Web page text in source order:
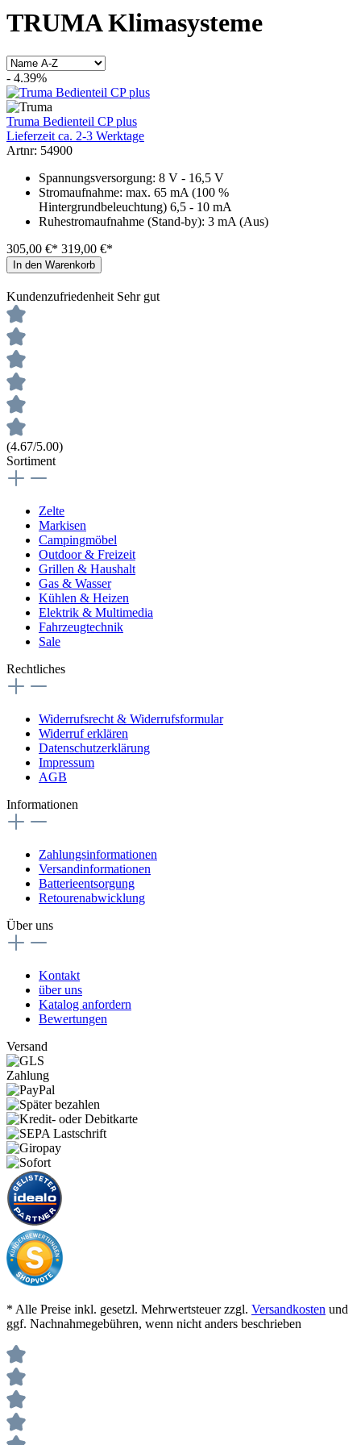
TRUMA Klimasysteme
- 4.39%
Truma Bedienteil CP plus
Lieferzeit ca. 2-3 Werktage
Artnr: 54900
Spannungsversorgung: 8 V - 16,5 V
Stromaufnahme: max. 65 mA (100 %
Hintergrundbeleuchtung) 6,5 - 10 mA
Ruhestromaufnahme (Stand-by): 3 mA (Aus)
305,00 €* 319,00 €*
In den Warenkorb
Kundenzufriedenheit Sehr gut
(4.67/5.00)
Sortiment
Zelte
Markisen
Campingmöbel
Outdoor & Freizeit
Grillen & Haushalt
Gas & Wasser
Kühlen & Heizen
Elektrik & Multimedia
Fahrzeugtechnik
Sale
Rechtliches
Widerrufsrecht & Widerrufsformular
Widerruf erklären
Datenschutzerklärung
Impressum
AGB
Informationen
Zahlungsinformationen
Versandinformationen
Batterieentsorgung
Retourenabwicklung
Über uns
Kontakt
über uns
Katalog anfordern
Bewertungen
Versand
Zahlung
* Alle Preise inkl. gesetzl. Mehrwertsteuer zzgl. Versandkosten und
ggf. Nachnahmegebühren, wenn nicht anders beschrieben